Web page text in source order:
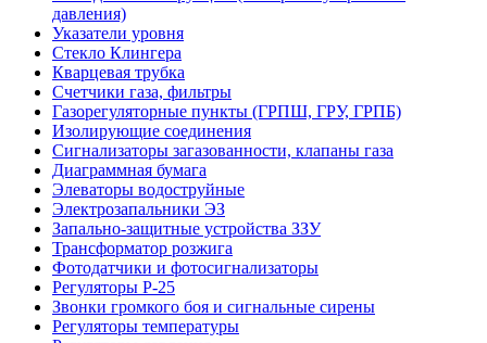
давления)
Указатели уровня
Стекло Клингера
Кварцевая трубка
Счетчики газа, фильтры
Газорегуляторные пункты (ГРПШ, ГРУ, ГРПБ)
Изолирующие соединения
Сигнализаторы загазованности, клапаны газа
Диаграммная бумага
Элеваторы водоструйные
Электрозапальники ЭЗ
Запально-защитные устройства ЗЗУ
Трансформатор розжига
Фотодатчики и фотосигнализаторы
Регуляторы Р-25
Звонки громкого боя и сигнальные сирены
Регуляторы температуры